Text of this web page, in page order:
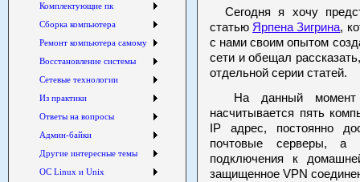
Комплектующие пк
Сборка компьютера
Ремонт компьютера самому
Восстановление системы
Сетевые технологии
Из практики
Ответы на вопросы
Админ-байки
Другие интересные темы
ОС Linux и Unix
Сегодня я хочу
статью Ярпена Зигрина,
с нами своим опытом
сети и обещал
отдельной серии статей.
На данный момент
насчитывается пять
IP адрес, постоянно
почтовые серверы, а
подключения к
защищенное VPN